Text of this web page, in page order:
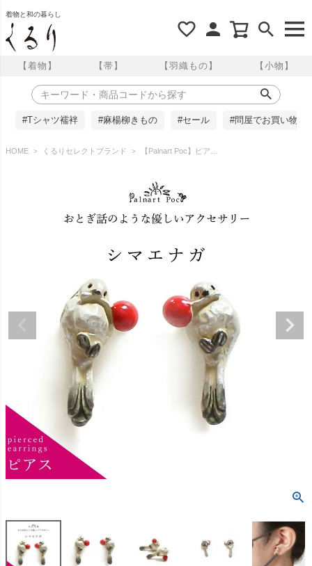
着物と和の暮らし
【着物】 【帯】 【羽織もの】 【小物】
#Tシャツ襦袢 #麻楊柳きもの #セール #問屋でお買い物
HOME くるりセレクトブランド 【Palnart Poc】ピアス/シマエナガ